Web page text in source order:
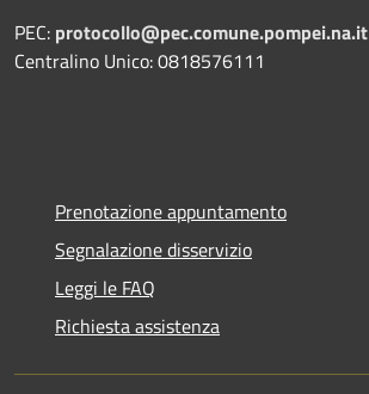
PEC: protocollo@pec.comune.pompei.na.it
Centralino Unico: 0818576111
Prenotazione appuntamento
Segnalazione disservizio
Leggi le FAQ
Richiesta assistenza